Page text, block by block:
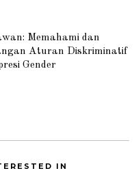
Memahami dan
Aturan Diskriminatif
Gender
IN